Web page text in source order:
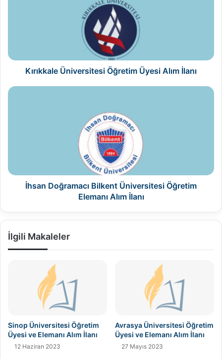
Kırıkkale Üniversitesi Öğretim Üyesi Alım İlanı
İhsan
İhsan Doğramacı Bilkent Üniversitesi Öğretim
Elemanı Alım İlanı
İlgili Makaleler
Sinop Üniversitesi Öğretim
Üyesi ve Elemanı Alım İlanı
12 Haziran 2023
Avrasya Üniversitesi Öğretim
Üyesi ve Elemanı Alım İlanı
27 Mayıs 2023